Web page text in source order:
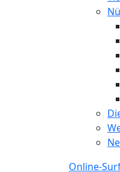
Online-